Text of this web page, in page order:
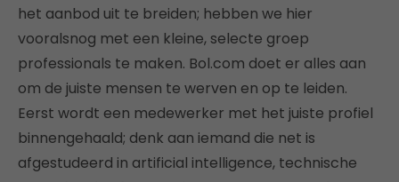
het aanbod uit te breiden; hebben we hier
vooralsnog met een kleine, selecte groep
professionals te maken. Bol.com doet er alles aan
om de juiste mensen te werven en op te leiden.
Eerst wordt een medewerker met het juiste profiel
binnengehaald; denk aan iemand die net is
afgestudeerd in artificial intelligence, technische